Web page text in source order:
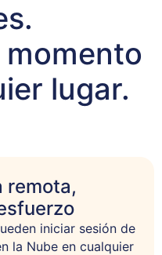
momento
lugar.
remota,
iniciar sesión de
la Nube en cualquier